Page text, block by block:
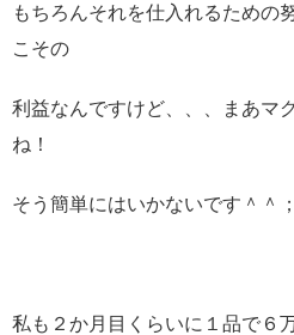
もちろんそれを仕入れるための
こその
利益なんですけど、、、まあマ
ね！
そう簡単にはいかないです＾＾；
私も２か月目くらいに１品で６